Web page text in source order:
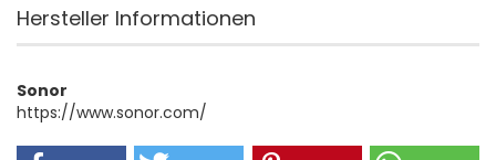
Hersteller Informationen
Sonor
https://www.sonor.com/